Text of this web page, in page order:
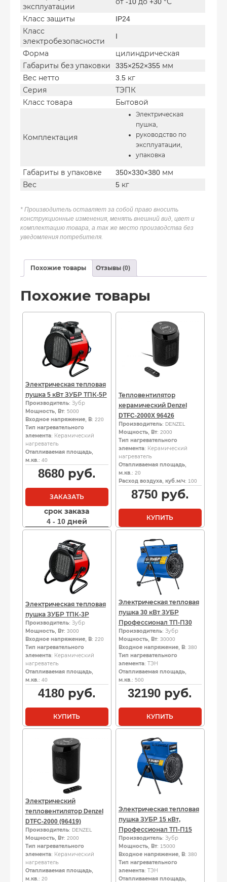
эксплуатации
Класс защиты
IP24
Класс
электробезопасности
I
Форма
цилиндрическая
Габариты без упаковки
335×252×355 мм
Вес нетто
3.5 кг
Серия
ТЭПК
Класс товара
Бытовой
Комплектация
Электрическая
пушка,
руководство по
эксплуатации,
упаковка
Габариты в упаковке
350×330×380 мм
Вес
5 кг
* Производитель оставляет за собой право вносить
конструкционные изменения, менять внешний вид, цвет и
комплектацию товара, а так же место производства без
уведомления потребителя.
Похожие товары Отзывы (0)
Похожие товары
Электрическая тепловая
пушка 5 кВт ЗУБР ТПК-5Р
Производитель: Зубр
Мощность, Вт: 5000
Входное напряжение, В: 220
Тип нагревательного
элемента: Керамический
нагреватель
Отапливаемая площадь,
м.кв.: 40
8680руб.
ЗАКАЗАТЬ
срок заказа
4 - 10 дней
Тепловентилятор
керамический Denzel
DTFC-2000X 96426
Производитель: DENZEL
Мощность, Вт: 2000
Тип нагревательного
элемента: Керамический
нагреватель
Отапливаемая площадь,
м.кв.: 20
Расход воздуха, куб.м/ч: 100
8750руб.
КУПИТЬ
Электрическая тепловая
пушка ЗУБР ТПК-3Р
Производитель: Зубр
Мощность, Вт: 3000
Входное напряжение, В: 220
Тип нагревательного
элемента: Керамический
нагреватель
Отапливаемая площадь,
м.кв.: 40
4180руб.
КУПИТЬ
Электрическая тепловая
пушка 30 кВт ЗУБР
Профессионал ТП-П30
Производитель: Зубр
Мощность, Вт: 30000
Входное напряжение, В: 380
Тип нагревательного
элемента: ТЭН
Отапливаемая площадь,
м.кв.: 500
32190 руб.
КУПИТЬ
Электрический
тепловентилятор Denzel
DTFC-2000 (96419)
Производитель: DENZEL
Мощность, Вт: 2000
Тип нагревательного
элемента: Керамический
нагреватель
Отапливаемая площадь,
м.кв. : 20
Электрическая тепловая
пушка ЗУБР 15 кВт,
Профессионал ТП-П15
Производитель: Зубр
Мощность, Вт: 15000
Входное напряжение, В: 380
Тип нагревательного
элемента: ТЭН
Отапливаемая площадь,